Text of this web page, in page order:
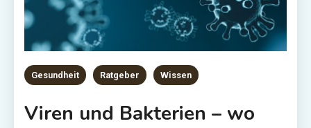
Gesundheit Ratgeber Wissen
Viren und Bakterien – wo